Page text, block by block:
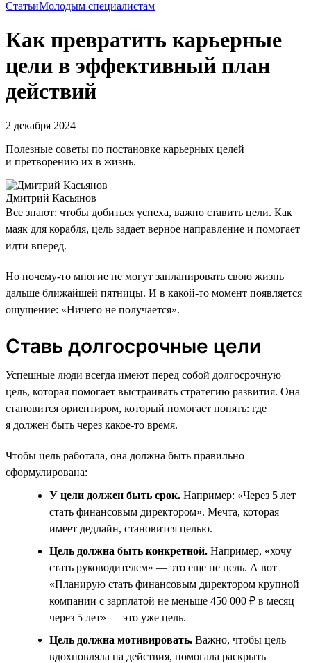
СтатьиМолодым специалистам
Как превратить карьерные
цели в эффективный план
действий
2 декабря 2024
Полезные советы по постановке карьерных целей
и претворению их в жизнь.
Дмитрий Касьянов
Все знают: чтобы добиться успеха, важно ставить цели. Как
маяк для корабля, цель задает верное направление и помогает
идти вперед.
Но почему-то многие не могут запланировать свою жизнь
дальше ближайшей пятницы. И в какой-то момент появляется
ощущение: «Ничего не получается».
Ставь долгосрочные цели
Успешные люди всегда имеют перед собой долгосрочную
цель, которая помогает выстраивать стратегию развития. Она
становится ориентиром, который помогает понять: где
я должен быть через какое-то время.
Чтобы цель работала, она должна быть правильно
сформулирована:
У цели должен быть срок. Например: «Через 5 лет
стать финансовым директором». Мечта, которая
имеет дедлайн, становится целью.
Цель должна быть конкретной. Например, «хочу
стать руководителем» — это еще не цель. А вот
«Планирую стать финансовым директором крупной
компании с зарплатой не меньше 450 000 ₽ в месяц
через 5 лет» — это уже цель.
Цель должна мотивировать. Важно, чтобы цель
вдохновляла на действия, помогала раскрыть